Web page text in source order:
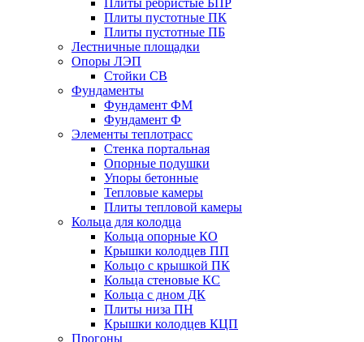
Плиты ребристые БПР
Плиты пустотные ПК
Плиты пустотные ПБ
Лестничные площадки
Опоры ЛЭП
Стойки СВ
Фундаменты
Фyндамент ФМ
Фyндамент Ф
Элементы теплотрасс
Стенка портальная
Опорные подушки
Упоры бетонные
Тепловые камеры
Плиты тепловой камеры
Кольца для колодца
Кольца опорные КО
Крышки колодцев ПП
Кольцо с крышкой ПК
Кольца стеновые КС
Кольца с дном ДК
Плиты низа ПН
Крышки колодцев КЦП
Прогоны